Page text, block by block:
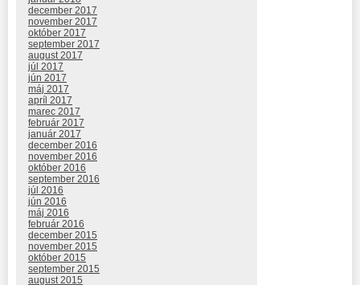
december 2017
november 2017
október 2017
september 2017
august 2017
júl 2017
jún 2017
máj 2017
apríl 2017
marec 2017
február 2017
január 2017
december 2016
november 2016
október 2016
september 2016
júl 2016
jún 2016
máj 2016
február 2016
december 2015
november 2015
október 2015
september 2015
august 2015